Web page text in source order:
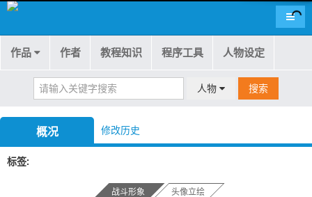
导航
作品 作者 教程知识 程序工具 人物设定
人物 搜索
概况 修改历史
标签
战斗形象 头像立绘